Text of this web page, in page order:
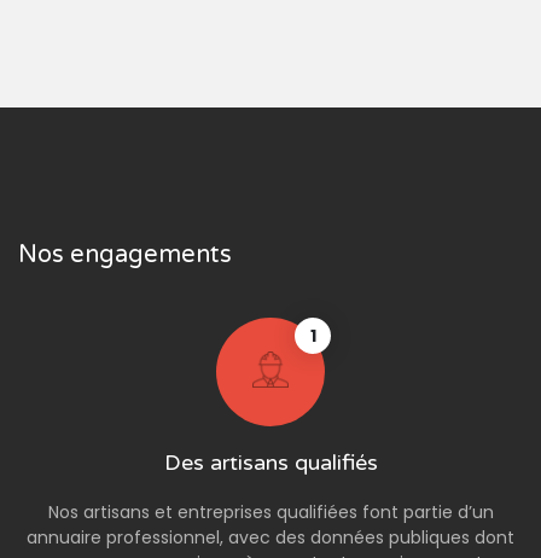
Nos engagements
1
Des artisans qualifiés
Nos artisans et entreprises qualifiées font partie d’un
annuaire professionnel, avec des données publiques dont